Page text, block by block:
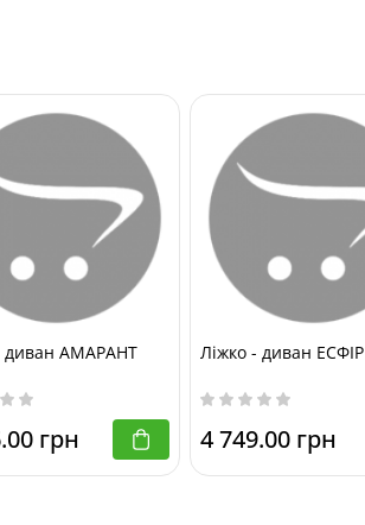
Із Задньою Стінкою
диван АМАРАНТ
грн
Ліжко - диван ЕСФІР
4 749.00 грн